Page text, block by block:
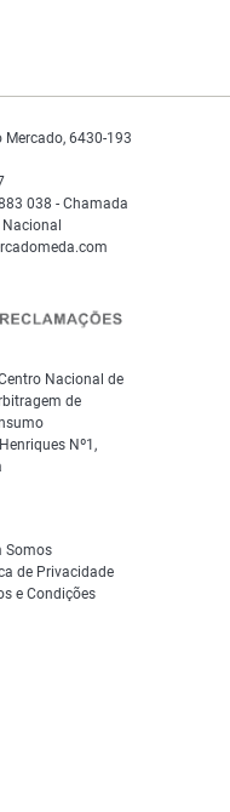
Somos
de Privacidade
e Condições
Mercado, 6430-193
038 - Chamada
Nacional de
de
Nº1,